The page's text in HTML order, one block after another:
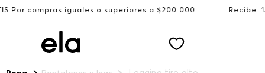
iguales o superiores a $200.000 Recibe: 15%OFF